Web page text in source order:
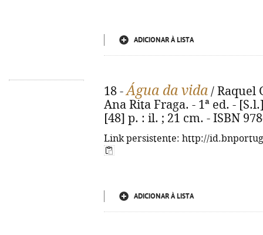
ADICIONAR À LISTA
18 -Água da vida / Raquel
Ana Rita Fraga. - 1ª ed. -
[48] p. : il. ; 21 cm. - ISBN
Link persistente: http://
ADICIONAR À LISTA